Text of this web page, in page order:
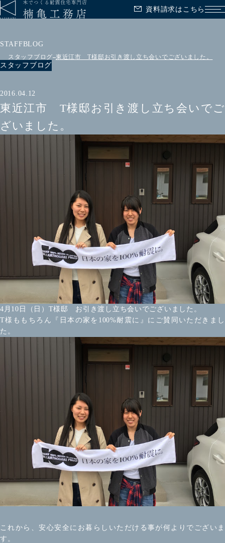
資料請求はこちら メ
STAFFBLOG
スタッフブログ 東近江市 T様邸お引き渡し立ち会いでございました。
スタッフブログ
2016.04.12
東近江市 T様邸お引き渡し立ち会いでご
ざいました。
4月10日（日）T様邸 お引き渡し立ち会いでございました。
T様ももちろん『日本の家を100%耐震に』にご賛同いただきまし
た。
これから、安心安全にお暮らしいただける事が何よりでございま
す。